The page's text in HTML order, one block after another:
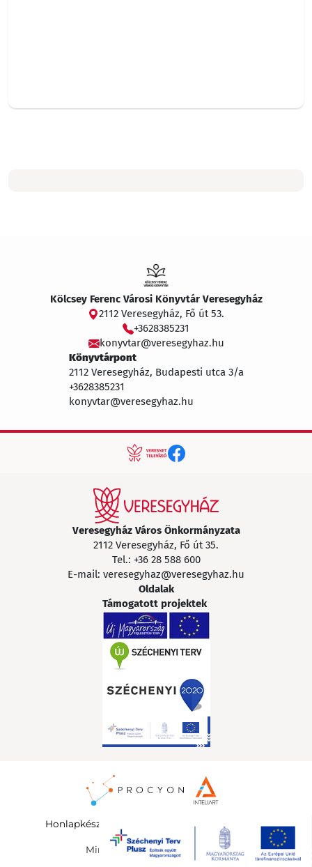
Kölcsey Ferenc Városi Könyvtár Veresegyház
2112 Veresegyház, Fő út 53.
+3628385231
konyvtar@veresegyhaz.hu
Könyvtárpont
2112 Veresegyház, Budapesti utca 3/a
+3628385231
konyvtar@veresegyhaz.hu
Veresegyház Város Önkormányzata
2112 Veresegyház, Fő út 35.
Tel.: +36 28 588 600
E-mail: veresegyhaz@veresegyhaz.hu
Oldalak
Támogatott projektek
Honlapkészítés InteliArt Online Marketing Kft.
Minden jog fenntartva 2026©